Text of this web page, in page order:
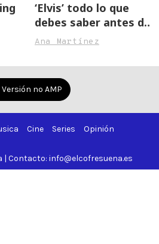
‘Elvis’ todo lo que
debes saber antes de
su estreno
Ana Martínez
Versión no AMP
Cine Series Opinión
| Contacto: info@elcofresuena.es